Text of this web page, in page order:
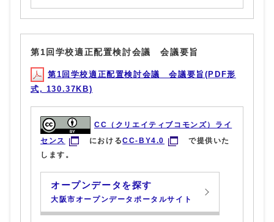
第1回学校適正配置検討会議 会議要旨
第1回学校適正配置検討会議 会議要旨(PDF形
式, 130.37KB)
CC（クリエイティブコモンズ）ライ
センス
におけるCC-BY4.0
で提供いた
します。
オープンデータを探す
大阪市オープンデータポータルサイト